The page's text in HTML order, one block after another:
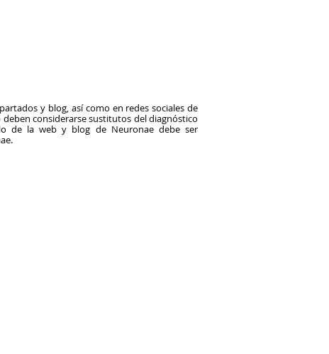
y blog, así como en redes sociales de
considerarse sustitutos del diagnóstico
de la web y blog de Neuronae debe ser